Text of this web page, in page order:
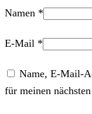
Namen *
E-Mail *
Name, E-Mail-
für meinen